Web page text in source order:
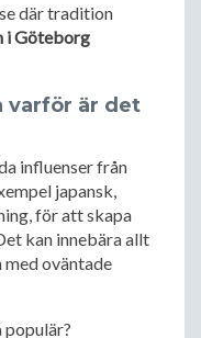
där tradition
i Göteborg
varför är det
influenser från
japansk,
för att skapa
kan innebära allt
med oväntade